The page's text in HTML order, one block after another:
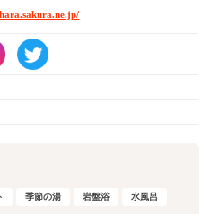
季節の湯 岩盤浴 水風呂